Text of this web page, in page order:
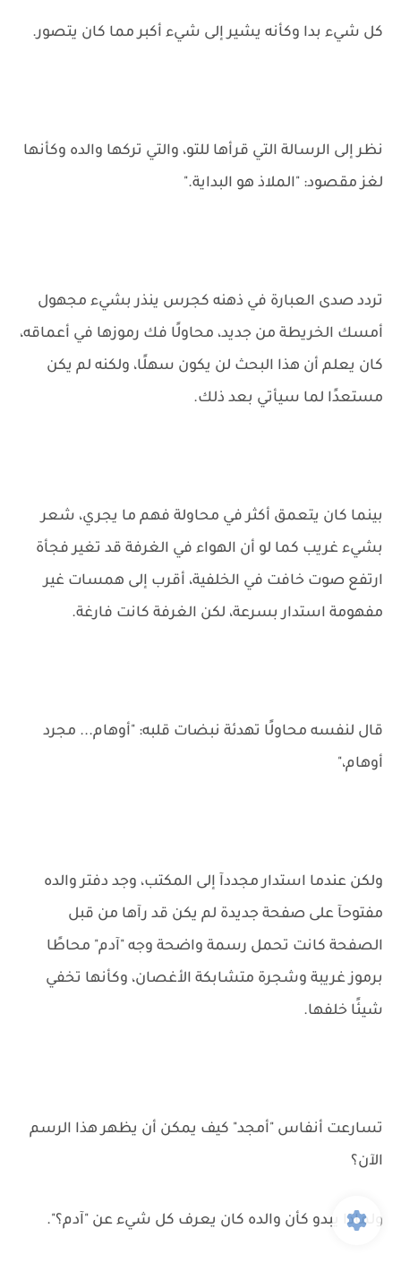
كل شيء بدا وكأنه يشير إلى شيء أكبر مما كان يتصور.
نظر إلى الرسالة التي قرأها للتو، والتي تركها والده وكأنها
لغز مقصود: "الملاذ هو البداية."
تردد صدى العبارة في ذهنه كجرس ينذر بشيء مجهول
أمسك الخريطة من جديد، محاولًا فك رموزها في أعماقه،
كان يعلم أن هذا البحث لن يكون سهلًا، ولكنه لم يكن
مستعدًا لما سيأتي بعد ذلك.
بينما كان يتعمق أكثر في محاولة فهم ما يجري، شعر
بشيء غريب كما لو أن الهواء في الغرفة قد تغير فجأة
ارتفع صوت خافت في الخلفية، أقرب إلى همسات غير
مفهومة استدار بسرعة، لكن الغرفة كانت فارغة.
قال لنفسه محاولًا تهدئة نبضات قلبه: "أوهام... مجرد
أوهام،"
ولكن عندما استدار مجددآ إلى المكتب، وجد دفتر والده
مفتوحآ على صفحة جديدة لم يكن قد رآها من قبل
الصفحة كانت تحمل رسمة واضحة وجه "آدم" محاطًا
برموز غريبة وشجرة متشابكة الأغصان، وكأنها تخفي
شيئًا خلفها.
تسارعت أنفاس "أمجد" كيف يمكن أن يظهر هذا الرسم
الآن؟
ولماذا يبدو كأن والده كان يعرف كل شيء عن "آدم؟".